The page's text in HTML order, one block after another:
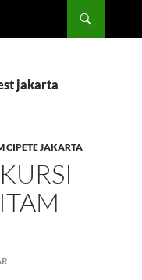
jakarta
CIPETE JAKARTA